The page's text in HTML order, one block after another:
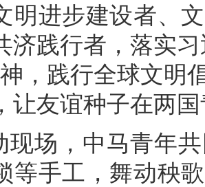
明进步建设者、
济践行者，落实
，践行全球文明
让友谊种子在两
现场，中马青年
等手工，舞动秧